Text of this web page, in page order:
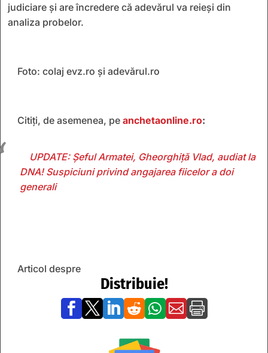
judiciare și are încredere că adevărul va reieși din
analiza probelor.
Foto: colaj evz.ro și adevărul.ro
Citiți, de asemenea, pe anchetaonline.ro:
UPDATE: Șeful Armatei, Gheorghiță Vlad, audiat la
DNA! Suspiciuni privind angajarea fiicelor a doi
generali
Articol despre
Distribuie!
      